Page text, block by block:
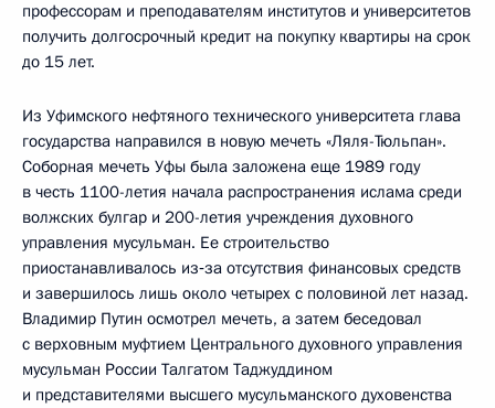
профессорам и преподавателям институтов и университетов
получить долгосрочный кредит на покупку квартиры на срок
до 15 лет.
Из Уфимского нефтяного технического университета глава
государства направился в новую мечеть «Ляля-Тюльпан».
Соборная мечеть Уфы была заложена еще 1989 году
в честь 1100-летия начала распространения ислама среди
волжских булгар и 200-летия учреждения духовного
управления мусульман. Ее строительство
приостанавливалось из‑за отсутствия финансовых средств
и завершилось лишь около четырех с половиной лет назад.
Владимир Путин осмотрел мечеть, а затем беседовал
с верховным муфтием Центрального духовного управления
мусульман России Талгатом Таджуддином
и представителями высшего мусульманского духовенства